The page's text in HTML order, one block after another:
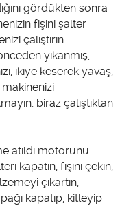
gördükten sonra
fişini şalter
çalıştırın.
yıkanmış,
ikiye keserek yavaş,
biraz çalıştıktan
atıldı motorunu
kapatın, fişini çekin,
çıkartın,
kapatıp, kitleyip